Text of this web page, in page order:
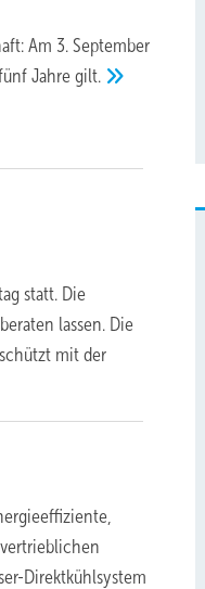
Am 3. September
Jahregilt.
statt. Die
lassen. Die
mit der
Direktkühlsystem